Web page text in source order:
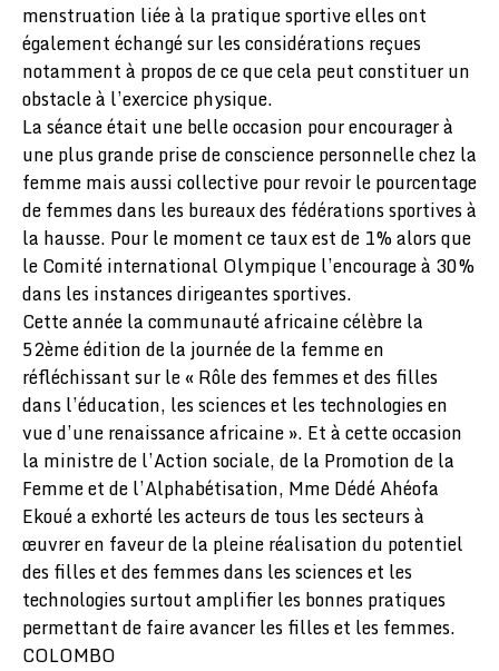
menstruation liée à la pratique sportive elles ont
également échangé sur les considérations reçues
notamment à propos de ce que cela peut constituer un
obstacle à l’exercice physique.
La séance était une belle occasion pour encourager à
une plus grande prise de conscience personnelle chez la
femme mais aussi collective pour revoir le pourcentage
de femmes dans les bureaux des fédérations sportives à
la hausse. Pour le moment ce taux est de 1% alors que
le Comité international Olympique l’encourage à 30%
dans les instances dirigeantes sportives.
Cette année la communauté africaine célèbre la
52ème édition de la journée de la femme en
réfléchissant sur le « Rôle des femmes et des filles
dans l’éducation, les sciences et les technologies en
vue d’une renaissance africaine ». Et à cette occasion
la ministre de l’Action sociale, de la Promotion de la
Femme et de l’Alphabétisation, Mme Dédé Ahéofa
Ekoué a exhorté les acteurs de tous les secteurs à
œuvrer en faveur de la pleine réalisation du potentiel
des filles et des femmes dans les sciences et les
technologies surtout amplifier les bonnes pratiques
permettant de faire avancer les filles et les femmes.
COLOMBO